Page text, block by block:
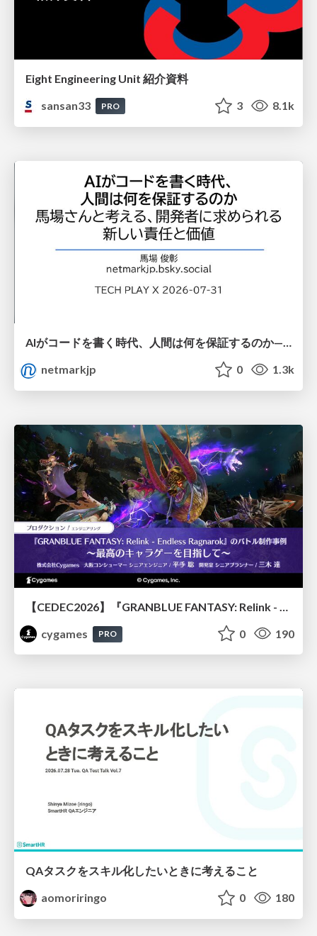
Eight Engineering Unit 紹介資料
sansan33
PRO 3 8.1k
AIがコードを書く時代、人間は何を保証するのか———馬場さんと考える、開発者に求められる新しい責任と価値 - TECH PLAY
netmarkjp
0 1.3k
cygames
PRO 0 190
QAタスクをスキル化したいときに考えること
aomoriringo
0 180